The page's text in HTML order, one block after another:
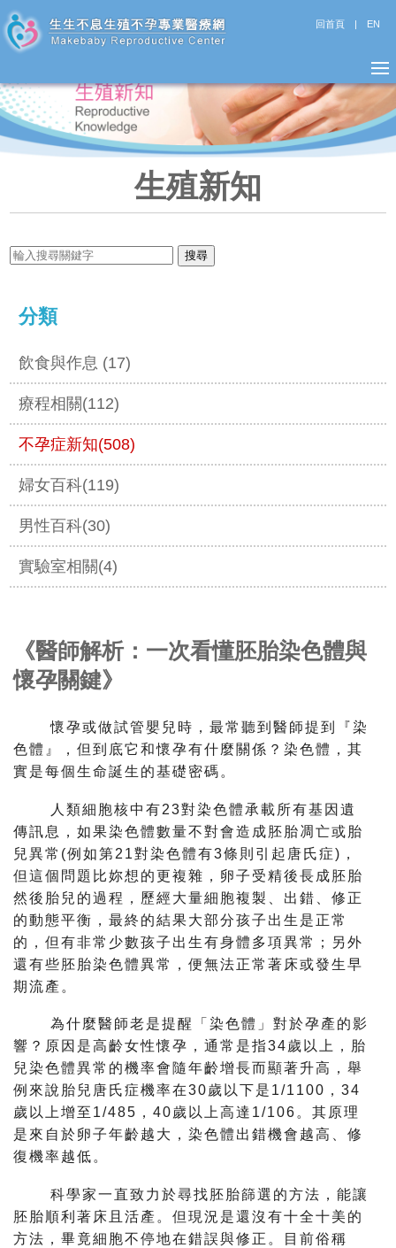
回首頁| EN
生殖新知
分類
飲食與作息 (17)
療程相關(112)
不孕症新知(508)
婦女百科(119)
男性百科(30)
實驗室相關(4)
《醫師解析：一次看懂胚胎染色體與
懷孕關鍵》
懷孕或做試管嬰兒時，最常聽到醫師提到『染
色體』，但到底它和懷孕有什麼關係？染色體，其
實是每個生命誕生的基礎密碼。
人類細胞核中有23對染色體承載所有基因遺
傳訊息，如果染色體數量不對會造成胚胎凋亡或胎
兒異常(例如第21對染色體有3條則引起唐氏症)，
但這個問題比妳想的更複雜，卵子受精後長成胚胎
然後胎兒的過程， 歷經大量細胞複製、出錯、修正
的動態平衡，最終的結果大部分孩子出生是正常
的，但有非常少數孩子出生有身體多項異常；
另外
還有些胚胎染色體異常，便無法正常著床或發生早
期流產。
為什麼醫師老是提醒「染色體」對於孕產的影
響？ 原因是高齡女性懷孕，通常是指34歲以上， 胎
兒染色體異常的機率會隨年齡增長而顯著升高，舉
例來說胎兒唐氏症機率在30歲以下是1/1100，34
歲以上增至1/485，40歲以上高達1/106。其原理
是來自於卵子年齡越大，染色體出錯機會越高、修
復機率越低。
科學家一直致力於尋找胚胎篩選的方法，能讓
胚胎順利著床且活產。但現況是還沒有十全十美的
方法，畢竟細胞不停地在錯誤與修正。
目前俗稱